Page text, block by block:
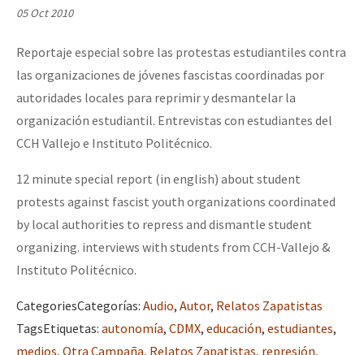
La Sexta
AutonomÍa y Resistencia
Megaproyectos
Presos
Mujeres
Niñxs
MULTIMEDIA
Dia 2 do Encontro “Guerra contra a Humanidad”
Dia 1: Encontro “Guerra contra a Humanidade”
[CDMX – 20 julio] Jornadas globales por la libertad de Jesús
“Sonhando a Terra do Bem Virá” se publica no Estado Espanhol
Se o México sabe, que o mundo saiba! Nossas lutas pela
05 Oct 2010
Reportaje especial sobre las protestas estudiantiles contra
las organizaciones de jóvenes fascistas coordinadas por
autoridades locales para reprimir y desmantelar la
organización estudiantil. Entrevistas con estudiantes del
CCH Vallejo e Instituto Politécnico.
12 minute special report (in english) about student
protests against fascist youth organizations coordinated
by local authorities to repress and dismantle student
organizing. interviews with students from CCH-Vallejo &
Instituto Politécnico.
CategoriesCategorías: Audio, Autor, Relatos Zapatistas
TagsEtiquetas: autonomía, CDMX, educación, estudiantes,
medios, Otra Campaña, Relatos Zapatistas, represión,